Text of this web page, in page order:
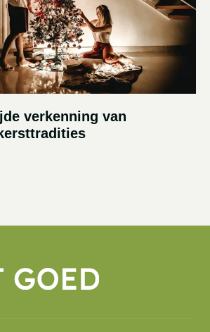
verkenning van